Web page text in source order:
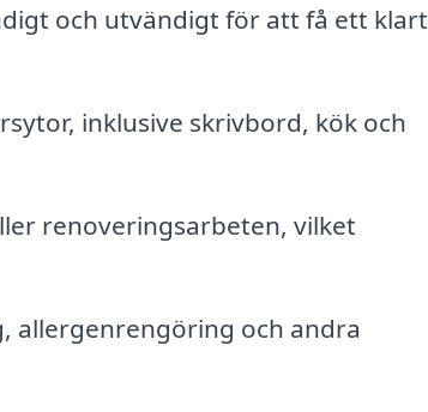
och utvändigt för att få ett klart
inklusive skrivbord, kök och
renoveringsarbeten, vilket
allergenrengöring och andra